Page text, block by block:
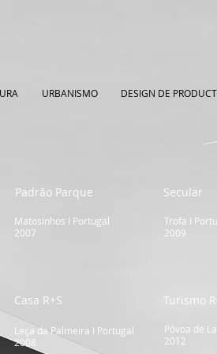
URBANISMO DESIGN DE
Trofa I
2009
Matosinhos I Portugal
2007
Padrão Parque Secular
Leça da Palmeira I Portugal
2008
Casa R+S
Póvoa de
2012
Turismo